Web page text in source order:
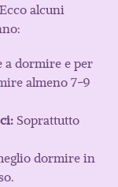
alcuni
a dormire e per
almeno 7-9
Soprattutto
dormire in